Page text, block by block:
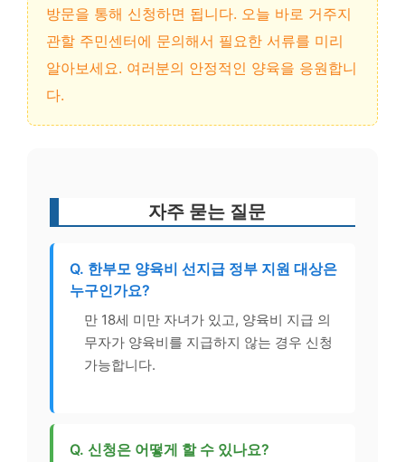
방문을 통해 신청하면 됩니다. 오늘 바로 거주지
관할 주민센터에 문의해서 필요한 서류를 미리
알아보세요. 여러분의 안정적인 양육을 응원합니
다.
자주 묻는 질문
Q. 한부모 양육비 선지급 정부 지원 대상은
누구인가요?
만 18세 미만 자녀가 있고, 양육비 지급 의
무자가 양육비를 지급하지 않는 경우 신청
가능합니다.
Q. 신청은 어떻게 할 수 있나요?